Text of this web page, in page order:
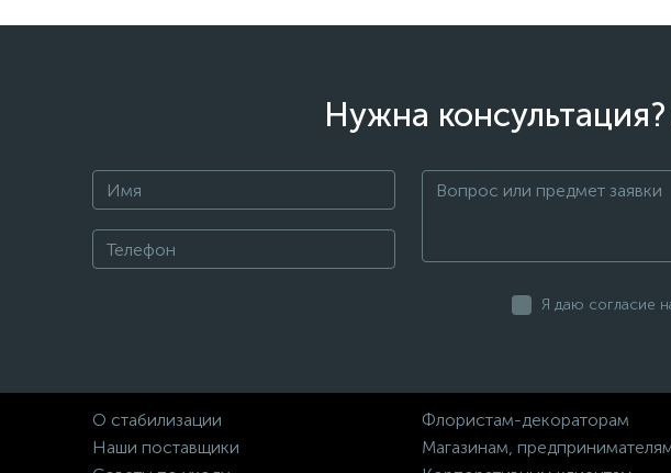
Нужна
Я даю согласие
О стабилизации
Наши поставщики
Флористам-декораторам
Магазинам,